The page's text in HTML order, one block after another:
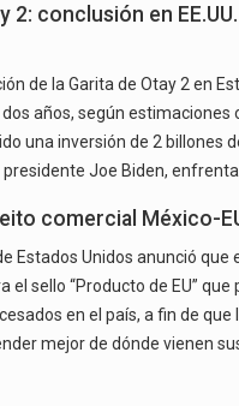
2: conclusión en
de la Garita de Otay 2 en
años, según estimaciones
una inversión de 2 billones
Joe Biden, enfrenta
comercial México-
Estados Unidos anunció que
el sello “Producto de EU”
en el país, a fin de que
mejor de dónde vienen